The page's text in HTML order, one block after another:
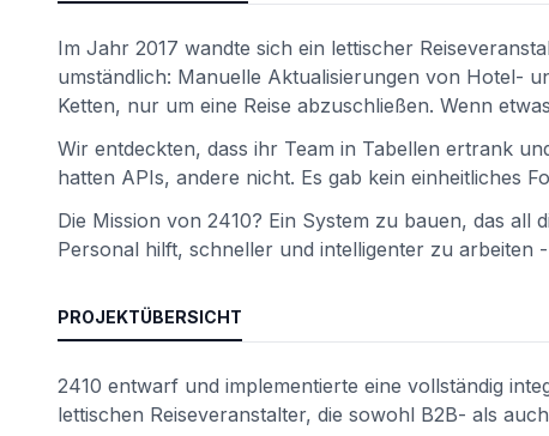
Im Jahr 2017 wandte sich ein lettischer
umständlich: Manuelle Aktualisierungen von Hotel-
Ketten, nur um eine Reise abzuschließen. Wenn
Wir entdeckten, dass ihr Team in Tabellen ertrank
hatten APIs, andere nicht. Es gab kein einheitliches
Die Mission von 2410? Ein System zu bauen, das
Personal hilft, schneller und intelligenter zu arbeiten
PROJEKTÜBERSICHT
2410 entwarf und implementierte eine vollständig
lettischen Reiseveranstalter, die sowohl B2B- als